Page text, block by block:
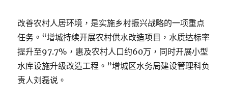
改善农村人居环境，是实施乡村振兴战略的一项重点
任务。“增城持续开展农村供水改造项目，水质达标率
提升至97.7%，惠及农村人口约60万，同时开展小型
水库设施升级改造工程。”增城区水务局建设管理科负
责人刘磊说。